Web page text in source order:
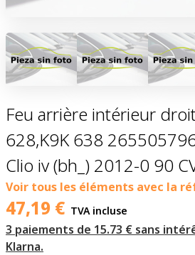
Feu arrière intérieur
628,K9K 638
Clio iv (bh_) 2012-0 90
Voir tous les éléments avec la
47,19 € TVA incluse
3 paiements de 15.73 € sans
Klarna.